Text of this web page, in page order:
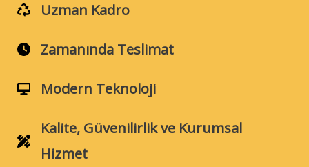
Uzman Kadro
Zamanında Teslimat
Modern Teknoloji
Kalite, Güvenilirlik ve Kurumsal
Hizmet